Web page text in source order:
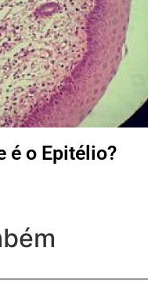
é o Epitélio?